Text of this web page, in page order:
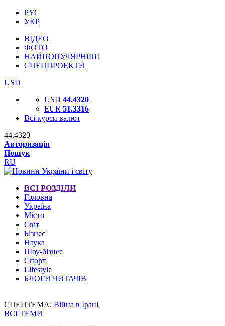
РУС
УКР
ВІДЕО
ФОТО
НАЙПОПУЛЯРНІШІ
СПЕЦПРОЕКТИ
USD
USD 44.4320
EUR 51.3316
Всі курси валют
44.4320
Авторизація
Пошук
RU
ВСІ РОЗДІЛИ
Головна
Україна
Місто
Світ
Бізнес
Наука
Шоу-бізнес
Спорт
Lifestyle
БЛОГИ ЧИТАЧІВ
СПЕЦТЕМА: Війна в Ірані
ВСІ ТЕМИ